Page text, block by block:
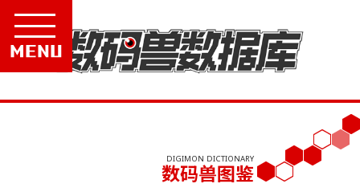
DIGIMON DICTIONARY
数码兽图鉴